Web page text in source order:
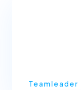
Teamleader